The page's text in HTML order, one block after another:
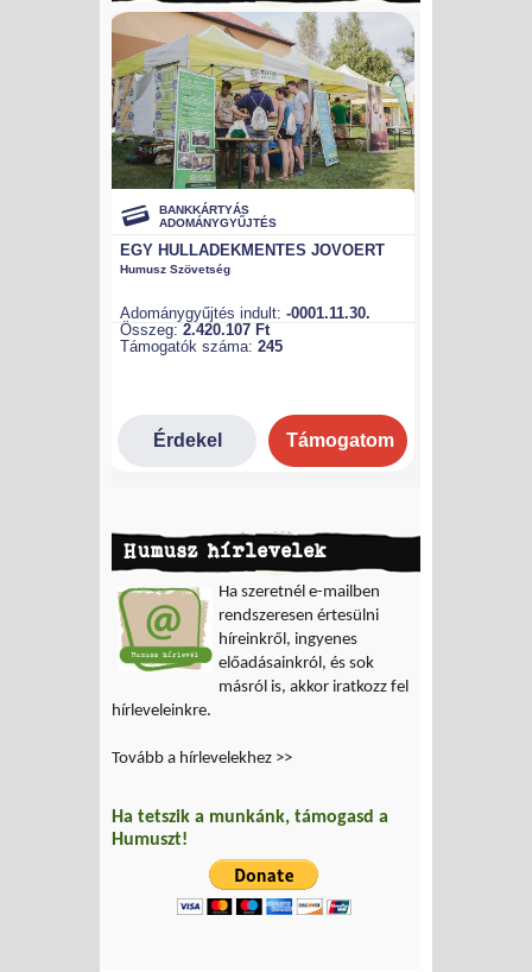
Humusz hírlevelek
Ha szeretnél e-mailben
rendszeresen értesülni
híreinkről, ingyenes
előadásainkról, és sok
másról is, akkor iratkozz fel
hírleveleinkre.
Tovább a hírlevelekhez >>
Ha tetszik a munkánk, támogasd a
Humuszt!